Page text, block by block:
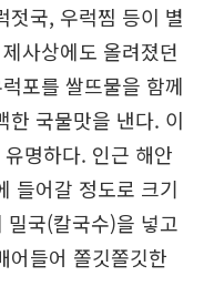
젓국, 우럭찜 등이 별
사상에도 올려졌던
포를 쌀뜨물을 함께
한 국물맛을 낸다. 이
명하다. 인근 해안
들어갈 정도로 크기
국(칼국수)을 넣고
어들어 쫄깃쫄깃한